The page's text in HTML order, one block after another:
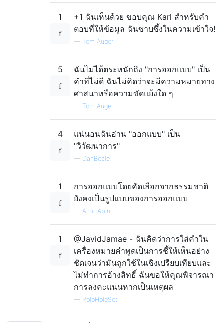
1
+1 ฉันเห็นด้วย ขอบคุณ Karl สำหรับคำ
ตอบที่ให้ข้อมูล ฉันซาบซึ้งในความเข้าใจ!
— Tom Auger
5
ฉันไม่ได้ตระหนักถึง "การออกแบบ" เป็น
คำที่ไม่ดี ฉันไม่คิดว่าจะมีความหมายทาง
ศาสนาหรือความขัดแย้งใด ๆ
— Tom Auger
4
แน่นอนฉันอ่าน "ออกแบบ" เป็น
"วิวัฒนาการ"
— DanBeale
1
การออกแบบโดยคัดเลือกจากธรรมชาติ
ยังคงเป็นรูปแบบของการออกแบบ
— Amir Abiri
1
@JavidJamae - ฉันคิดว่าการใส่คำใน
เครื่องหมายคำพูดเป็นการชี้ให้เห็นอย่าง
ชัดเจนว่ามันถูกใช้ในเชิงเปรียบเทียบและ
ไม่ทำการอ้างสิทธิ์ ฉันขอให้คุณพิจารณา
การลงคะแนนหากเป็นเหตุผล
— PoloHoleSet